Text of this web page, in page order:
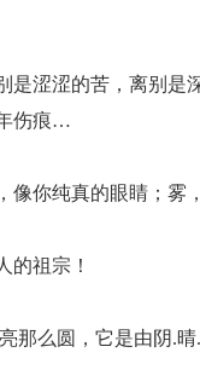
是涩涩的苦，离别是
伤痕…
你纯真的眼睛；雾
的祖宗！
那么圆，它是由阴.